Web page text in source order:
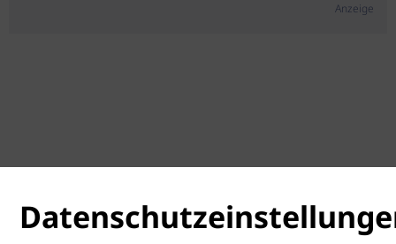
Anzeige